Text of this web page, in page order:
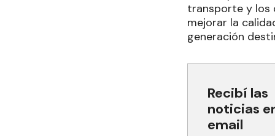
transporte y los
mejorar la
generación
Recibí las
noticias
email